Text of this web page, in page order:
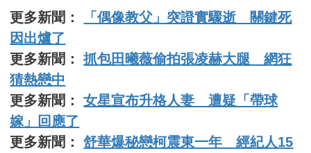
更多新聞：
「偶像教父」突證實驟逝 關鍵死
因出爐了
更多新聞：抓包田曦薇偷拍張凌赫大腿 網狂
猜熱戀中
更多新聞：女星宣布升格人妻 遭疑「帶球
嫁」回應了
更多新聞：舒華爆秘戀柯震東一年 經紀人15